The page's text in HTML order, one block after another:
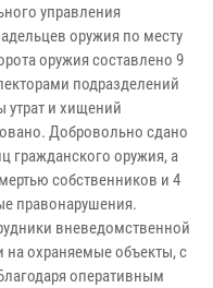
управления
оружия по месту
оружия составлено 9
подразделений
утрат и хищений
Добровольно сдано
гражданского оружия, а
собственников и 4
правонарушения.
вневедомственной
на охраняемые объекты, с
оперативным